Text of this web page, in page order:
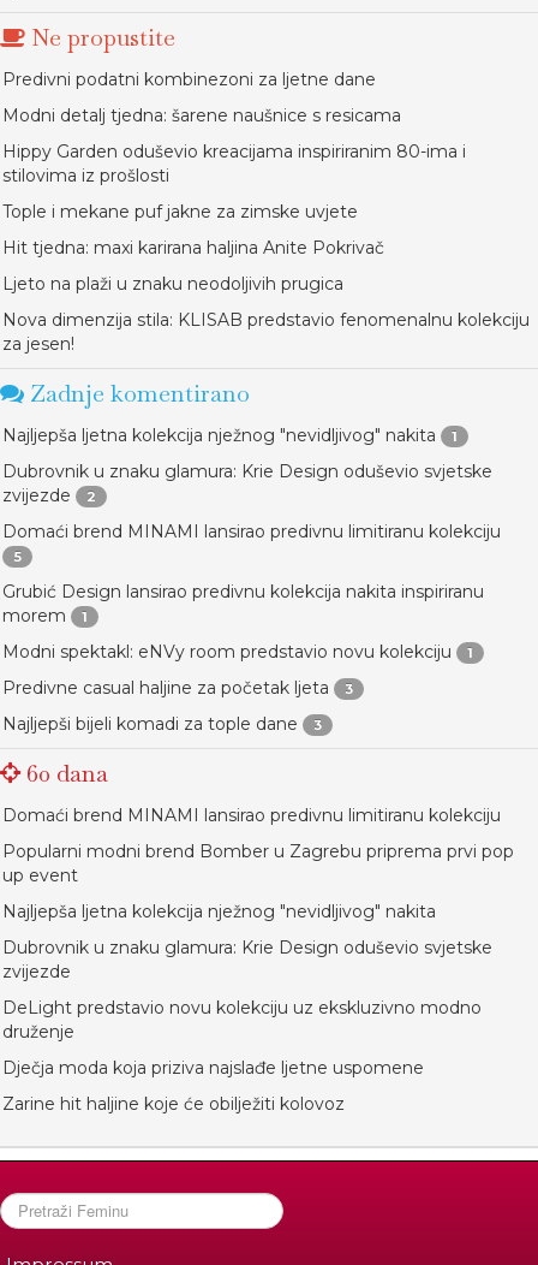
Ne propustite
Predivni podatni kombinezoni za ljetne dane
Modni detalj tjedna: šarene naušnice s resicama
Hippy Garden oduševio kreacijama inspiriranim 80-ima i
stilovima iz prošlosti
Tople i mekane puf jakne za zimske uvjete
Hit tjedna: maxi karirana haljina Anite Pokrivač
Ljeto na plaži u znaku neodoljivih prugica
Nova dimenzija stila: KLISAB predstavio fenomenalnu kolekciju
za jesen!
Zadnje komentirano
Najljepša ljetna kolekcija nježnog "nevidljivog" nakita 1
Dubrovnik u znaku glamura: Krie Design oduševio svjetske
zvijezde
2
Domaći brend MINAMI lansirao predivnu limitiranu kolekciju
5
Grubić Design lansirao predivnu kolekcija nakita inspiriranu
morem
1
Modni spektakl: eNVy room predstavio novu kolekciju 1
Predivne casual haljine za početak ljeta 3
Najljepši bijeli komadi za tople dane 3
60 dana
Domaći brend MINAMI lansirao predivnu limitiranu kolekciju
Popularni modni brend Bomber u Zagrebu priprema prvi pop
up event
Najljepša ljetna kolekcija nježnog "nevidljivog" nakita
Dubrovnik u znaku glamura: Krie Design oduševio svjetske
zvijezde
DeLight predstavio novu kolekciju uz ekskluzivno modno
druženje
Dječja moda koja priziva najslađe ljetne uspomene
Zarine hit haljine koje će obilježiti kolovoz